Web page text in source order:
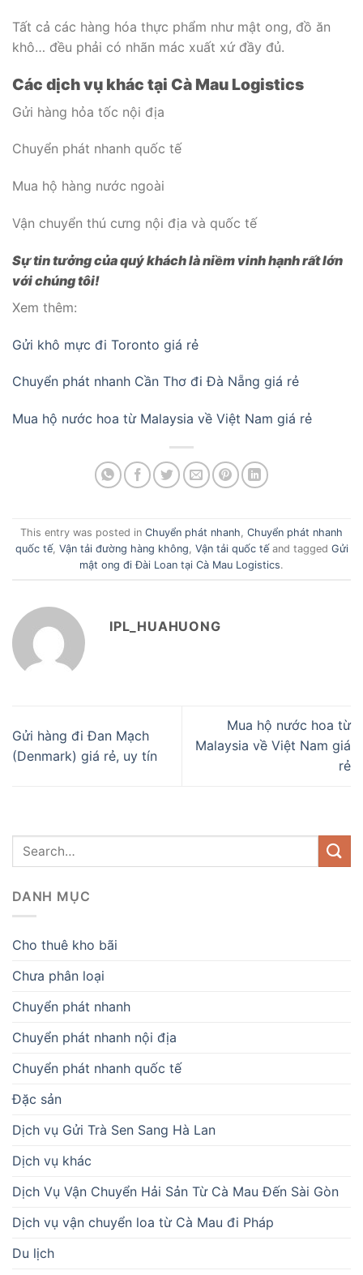
Tất cả các hàng hóa thực phẩm như mật ong, đồ ăn
khô… đều phải có nhãn mác xuất xứ đầy đủ.
Các dịch vụ khác tại Cà Mau Logistics
Gửi hàng hỏa tốc nội địa
Chuyển phát nhanh quốc tế
Mua hộ hàng nước ngoài
Vận chuyển thú cưng nội địa và quốc tế
Sự tin tưởng của quý khách là niềm vinh hạnh rất lớn
với chúng tôi!
Xem thêm:
Gửi khô mực đi Toronto giá rẻ
Chuyển phát nhanh Cần Thơ đi Đà Nẵng giá rẻ
Mua hộ nước hoa từ Malaysia về Việt Nam giá rẻ
This entry was posted in Chuyển phát nhanh Chuyển phát nhanh
quốc tế, Vận tải đường hàng không Vận tải quốc tếand tagged Gửi
mật ong đi Đài Loan tại Cà Mau Logistics.
IPL_HUAHUONG
Gửi hàng đi Đan Mạch
(Denmark) giá rẻ, uy tín
Mua hộ nước hoa từ
Malaysia về Việt Nam giá
rẻ
DANH MỤC
Cho thuê kho bãi
Chưa phân loại
Chuyển phát nhanh
Chuyển phát nhanh nội địa
Chuyển phát nhanh quốc tế
Đặc sản
Dịch vụ Gửi Trà Sen Sang Hà Lan
Dịch vụ khác
Dịch Vụ Vận Chuyển Hải Sản Từ Cà Mau Đến Sài Gòn
Dịch vụ vận chuyển loa từ Cà Mau đi Pháp
Du lịch